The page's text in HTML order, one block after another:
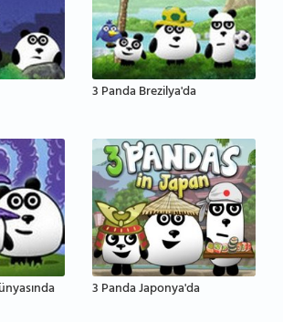
3 Panda Brezilya'da
3 Panda Japonya'da